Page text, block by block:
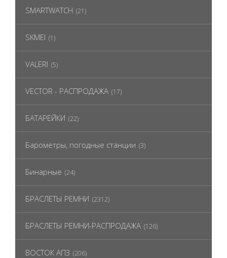
SMARTWATCH (21)
SKMEI (1)
VALERI (5)
VECTOR - РАСПРОДАЖА (17)
БАТАРЕЙКИ (22)
Барометры, погодные станции (3)
Бинарные (24)
БРАСЛЕТЫ РЕМНИ (2312)
БРАСЛЕТЫ РЕМНИ-РАСПРОДАЖА (126)
ВОСТОК АПЗ (206)